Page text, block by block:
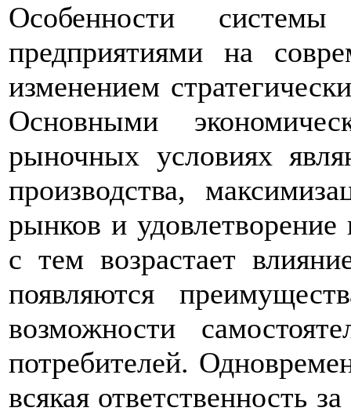
Особенности
предприятиями на
изменением
Основными
рыночных условиях
производства,
рынков и удовлетворение
с тем возрастает
появляются
возможности
потребителей.
всякая ответственность